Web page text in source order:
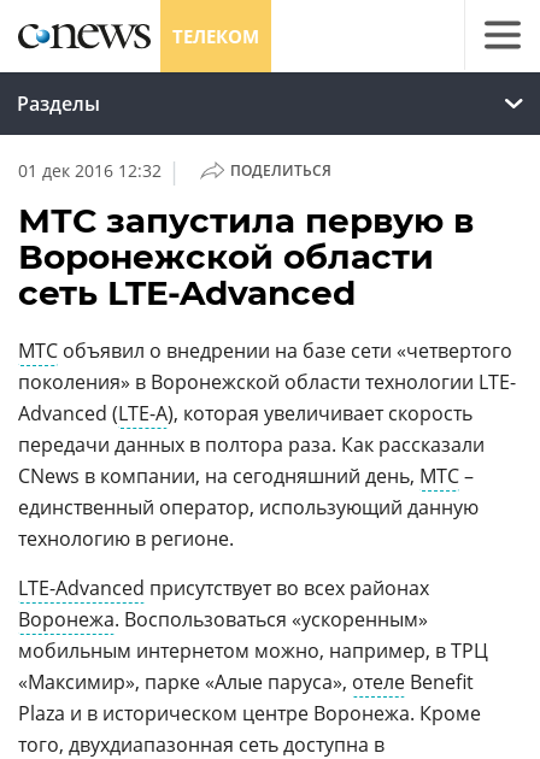
ТЕЛЕКОМ
Разделы
01 дек 2016 12:32 | ПОДЕЛИТЬСЯ
МТС запустила первую в
Воронежской области
сеть LTE-Advanced
МТС объявил о внедрении на базе сети «четвертого
поколения» в Воронежской области технологии LTE-
Advanced (LTE-A), которая увеличивает скорость
передачи данных в полтора раза. Как рассказали
CNews в компании, на сегодняшний день, МТС–
единственный оператор, использующий данную
технологию в регионе.
LTE-Advanced присутствует во всех районах
Воронежа. Воспользоваться «ускоренным»
мобильным интернетом можно, например, в ТРЦ
«Максимир», парке «Алые паруса», отеле Benefit
Plaza и в историческом центре Воронежа. Кроме
того, двухдиапазонная сеть доступна в